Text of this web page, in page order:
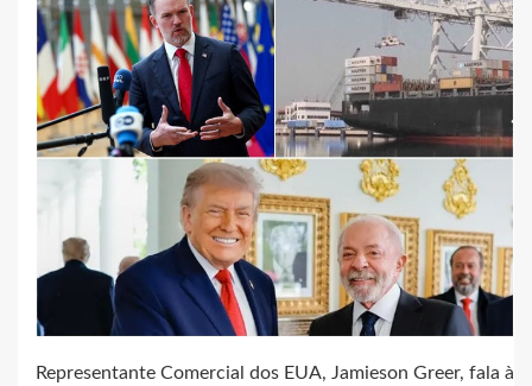
Representante Comercial dos EUA, Jamieson Greer, fala à